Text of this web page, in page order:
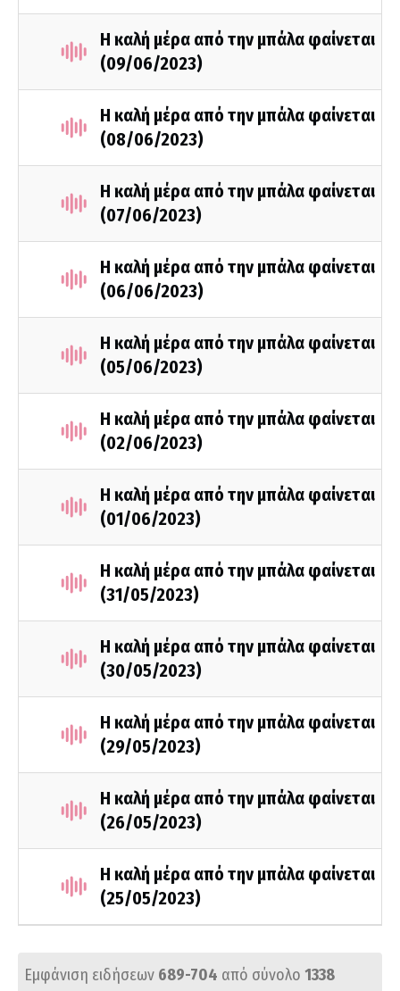
Η καλή μέρα από την μπάλα φαίνεται
(09/06/2023)
Η καλή μέρα από την μπάλα φαίνεται
(08/06/2023)
Η καλή μέρα από την μπάλα φαίνεται
(07/06/2023)
Η καλή μέρα από την μπάλα φαίνεται
(06/06/2023)
Η καλή μέρα από την μπάλα φαίνεται
(05/06/2023)
Η καλή μέρα από την μπάλα φαίνεται
(02/06/2023)
Η καλή μέρα από την μπάλα φαίνεται
(01/06/2023)
Η καλή μέρα από την μπάλα φαίνεται
(31/05/2023)
Η καλή μέρα από την μπάλα φαίνεται
(30/05/2023)
Η καλή μέρα από την μπάλα φαίνεται
(29/05/2023)
Η καλή μέρα από την μπάλα φαίνεται
(26/05/2023)
Η καλή μέρα από την μπάλα φαίνεται
(25/05/2023)
Εμφάνιση ειδήσεων 689-704 από σύνολο 1338